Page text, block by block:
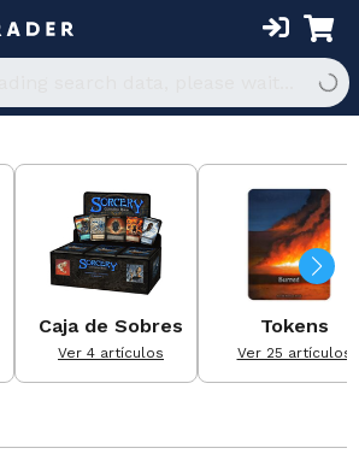
Caja de Sobres
Ver 4 artículos
Tokens
Ver 25 artículos